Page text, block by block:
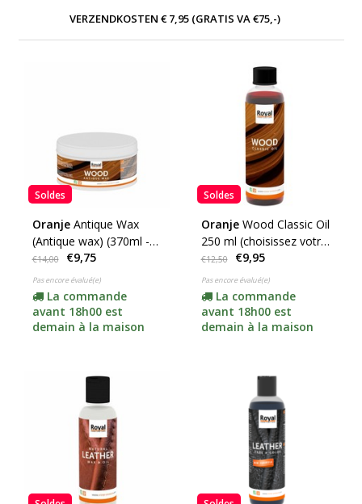
VERZENDKOSTEN € 7,95 (GRATIS VA €75,-)
Soldes
Oranje Antique Wax
(Antique wax) (370ml -
choisissez votre
couleur)
€14,00 €9,75
Pas encore évalué(e)
La commande
avant 18h00 est
demain à la maison
Soldes
Oranje Wood Classic Oil
250 ml (choisissez votre
couleur)
€12,50 €9,95
Pas encore évalué(e)
La commande
avant 18h00 est
demain à la maison